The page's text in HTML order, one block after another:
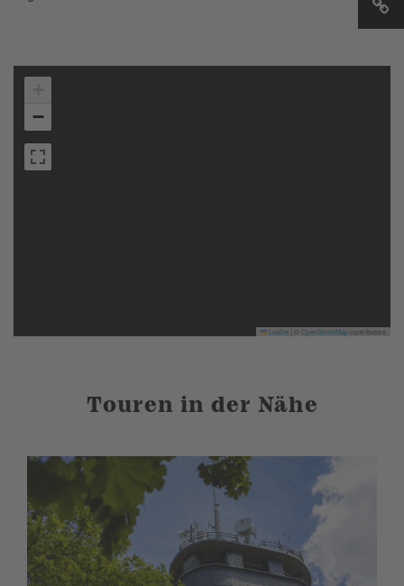
−
Leaflet OpenStreetMapcontributors
Touren in der Nähe